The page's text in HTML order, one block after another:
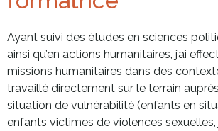
Ayant suivi des études en sciences
ainsi qu’en actions humanitaires, j’ai
missions humanitaires dans des
travaillé directement sur le terrain
situation de vulnérabilité (enfants en
enfants victimes de violences